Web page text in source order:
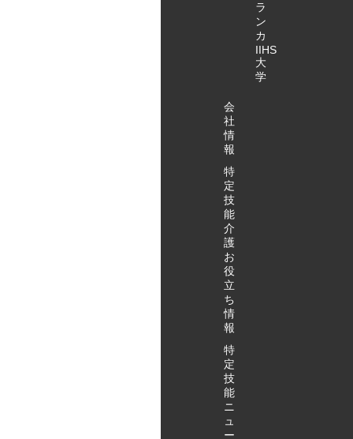
ラ
ン
カ
IIHS
大
学
会
社
情
報
特
定
技
能
介
護
お
役
立
ち
情
報
特
定
技
能
ニ
ュ
ー